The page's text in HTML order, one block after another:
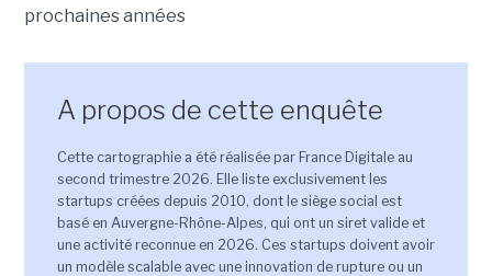
prochaines années
A propos de cette enquête
Cette cartographie a été réalisée par France Digitale au
second trimestre 2026. Elle liste exclusivement les
startups créées depuis 2010, dont le siège social est
basé en Auvergne-Rhône-Alpes, qui ont un siret valide et
une activité reconnue en 2026. Ces startups doivent avoir
un modèle scalable avec une innovation de rupture ou un